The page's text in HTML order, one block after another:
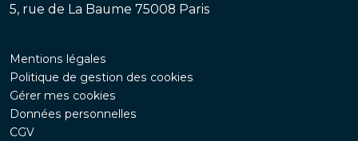
5, rue de La Baume 75008 Paris
Mentions légales
Politique de gestion des cookies
Gérer mes cookies
Données personnelles
CGV